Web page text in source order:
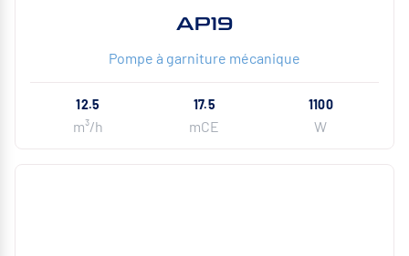
AP19
Pompe à garniture mécanique
12.5
m³/h
17.5
mCE
1100
W